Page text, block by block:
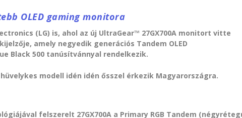
OLED gaming monitora
(LG) is, ahol az új UltraGear™ 27GX700A monitort vitte
amely negyedik generációs Tandem OLED
Black 500 tanúsítvánnyal rendelkezik.
modell idén idén ősszel érkezik Magyarországra.
felszerelt 27GX700A a Primary RGB Tandem